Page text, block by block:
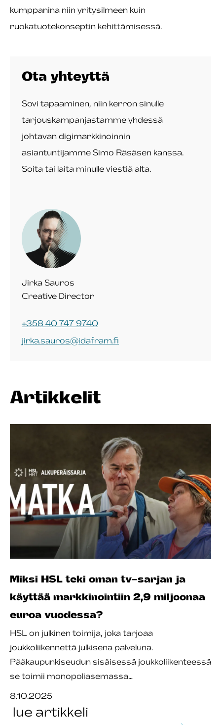
kumppanina niin yritysilmeen kuin
ruokatuotekonseptin kehittämisessä.
Ota yhteyttä
Sovi tapaaminen, niin kerron sinulle
tarjouskampanjastamme yhdessä
johtavan digimarkkinoinnin
asiantuntijamme Simo Räsäsen kanssa.
Soita tai laita minulle viestiä alta.
Jirka Sauros
Creative Director
+358 40 747 9740
jirka.sauros@idafram.fi
Artikkelit
Miksi HSL teki oman tv-sarjan ja
käyttää markkinointiin 2,9 miljoonaa
euroa vuodessa?
HSL on julkinen toimija, joka tarjoaa
joukkoliikennettä julkisena palveluna.
Pääkaupunkiseudun sisäisessä joukkoliikenteessä
se toimii monopoliasemassa…
8.10.2025
lue artikkeli